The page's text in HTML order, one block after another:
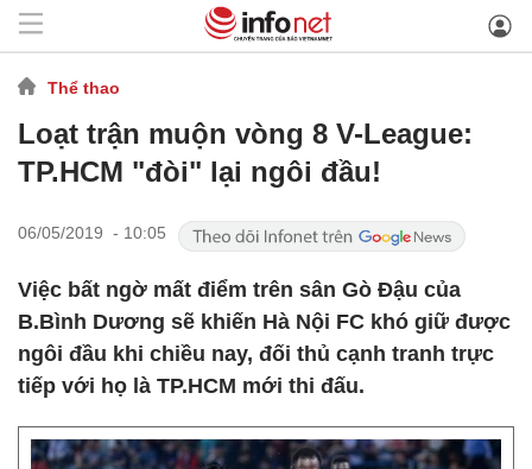
Thể thao
Loạt trận muộn vòng 8 V-League:
TP.HCM "đòi" lại ngôi đầu!
06/05/2019 - 10:05
Việc bất ngờ mất điểm trên sân Gò Đậu của
B.Bình Dương sẽ khiến Hà Nội FC khó giữ được
ngôi đầu khi chiều nay, đối thủ cạnh tranh trực
tiếp với họ là TP.HCM mới thi đấu.